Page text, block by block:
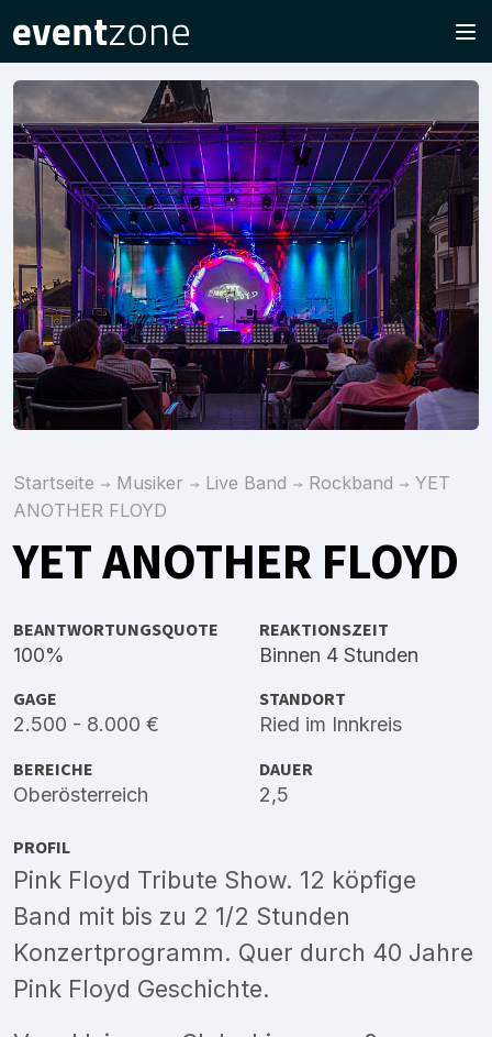
Startseite Musiker Live Band Rockband
YET
ANOTHER FLOYD
YET ANOTHER FLOYD
BEANTWORTUNGSQUOTE
100%
REAKTIONSZEIT
Binnen 4 Stunden
GAGE
2.500 - 8.000 €
STANDORT
Ried im Innkreis
BEREICHE
Oberösterreich
DAUER
2,5
PROFIL
Pink Floyd Tribute Show. 12 köpfige
Band mit bis zu 2 1/2 Stunden
Konzertprogramm. Quer durch 40 Jahre
Pink Floyd Geschichte.